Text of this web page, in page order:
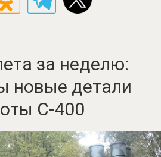
за неделю:
новые детали
С-400